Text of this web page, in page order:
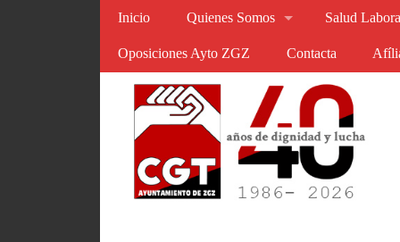
Inicio Quienes Somos Salud
Oposiciones Ayto ZGZ Contacta